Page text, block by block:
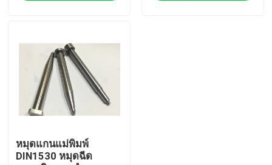
หมุดและแขนเสื้ออีเจ็คเตอร์
Die Punch Pins
ค้นหาบล็อก
ไกด์พินและบูช
หมุดแกนแม่พิมพ์
DIN1530 หมุดฉีด